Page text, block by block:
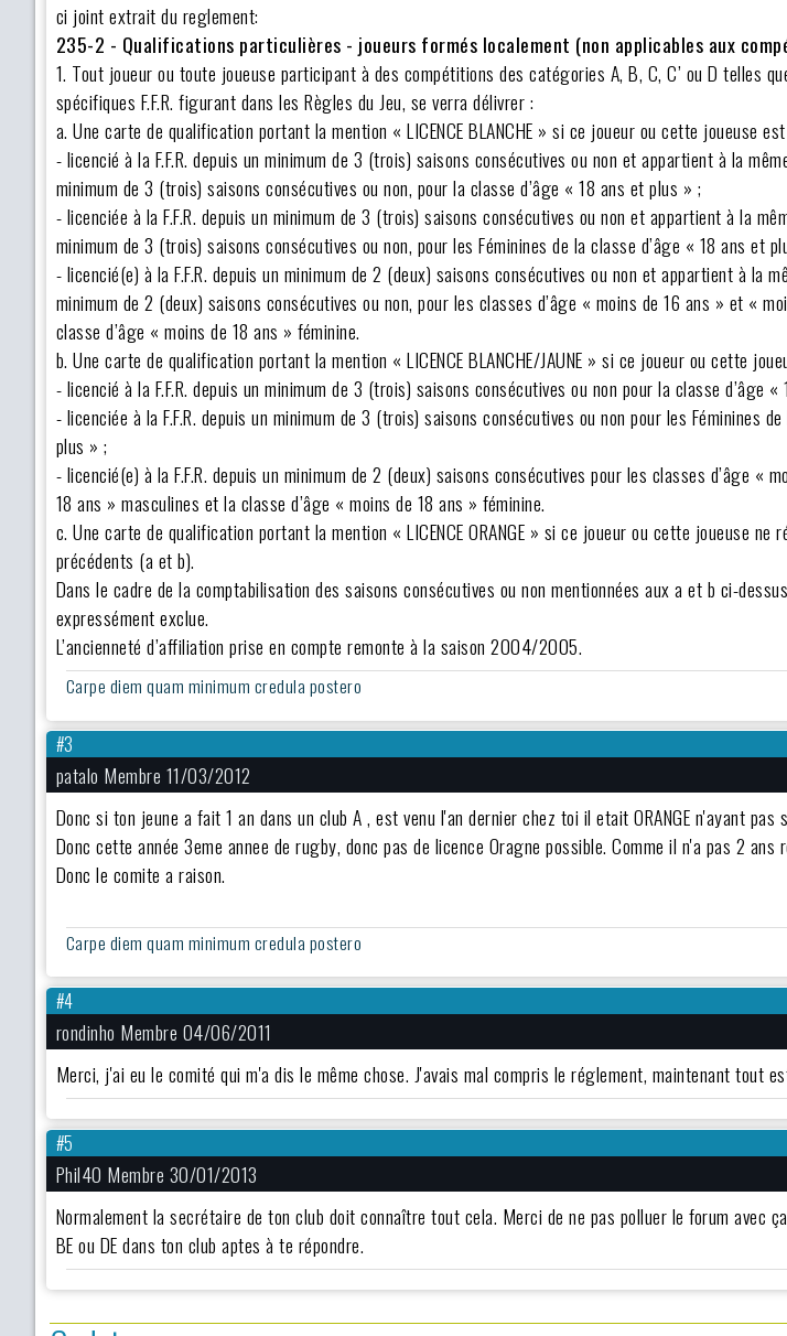
ci joint extrait du reglement:
235-2 - Qualifications particulières - joueurs formés localement (non applicables aux
1. Tout joueur ou toute joueuse participant à des compétitions des catégories A, B, C, C’ ou D telles
spécifiques F.F.R. figurant dans les Règles du Jeu, se verra délivrer :
a. Une carte de qualification portant la mention « LICENCE BLANCHE » si ce joueur ou cette joueuse
- licencié à la F.F.R. depuis un minimum de 3 (trois) saisons consécutives ou non et appartient à la
minimum de 3 (trois) saisons consécutives ou non, pour la classe d’âge « 18 ans et plus » ;
- licenciée à la F.F.R. depuis un minimum de 3 (trois) saisons consécutives ou non et appartient à la
minimum de 3 (trois) saisons consécutives ou non, pour les Féminines de la classe d’âge « 18 ans et
- licencié(e) à la F.F.R. depuis un minimum de 2 (deux) saisons consécutives ou non et appartient à la
minimum de 2 (deux) saisons consécutives ou non, pour les classes d’âge « moins de 16 ans » et «
classe d’âge « moins de 18 ans » féminine.
b. Une carte de qualification portant la mention « LICENCE BLANCHE/JAUNE » si ce joueur ou cette
- licencié à la F.F.R. depuis un minimum de 3 (trois) saisons consécutives ou non pour la classe d’âge
- licenciée à la F.F.R. depuis un minimum de 3 (trois) saisons consécutives ou non pour les Féminines
plus » ;
- licencié(e) à la F.F.R. depuis un minimum de 2 (deux) saisons consécutives pour les classes d’âge «
18 ans » masculines et la classe d’âge « moins de 18 ans » féminine.
c. Une carte de qualification portant la mention « LICENCE ORANGE » si ce joueur ou cette joueuse ne
précédents (a et b).
Dans le cadre de la comptabilisation des saisons consécutives ou non mentionnées aux a et b ci-
expressément exclue.
L’ancienneté d’affiliation prise en compte remonte à la saison 2004/2005.
Carpe diem quam minimum credula postero
#3
patalo Membre 11/03/2012
Donc si ton jeune a fait 1 an dans un club A , est venu l'an dernier chez toi il etait ORANGE n'ayant pas
Donc cette année 3eme annee de rugby, donc pas de licence Oragne possible. Comme il n'a pas 2 ans
Donc le comite a raison.
Carpe diem quam minimum credula postero
#4
rondinho Membre 04/06/2011
Merci, j'ai eu le comité qui m'a dis le même chose. J'avais mal compris le réglement, maintenant tout
#5
Phil40 Membre 30/01/2013
Normalement la secrétaire de ton club doit connaître tout cela. Merci de ne pas polluer le forum avec
BE ou DE dans ton club aptes à te répondre.